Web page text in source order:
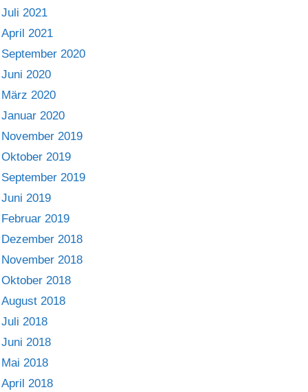
Juli 2021
April 2021
September 2020
Juni 2020
März 2020
Januar 2020
November 2019
Oktober 2019
September 2019
Juni 2019
Februar 2019
Dezember 2018
November 2018
Oktober 2018
August 2018
Juli 2018
Juni 2018
Mai 2018
April 2018